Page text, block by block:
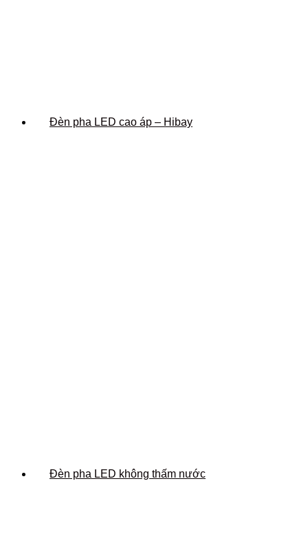
Đèn pha LED cao áp – Hibay
Đèn pha LED không thấm nước